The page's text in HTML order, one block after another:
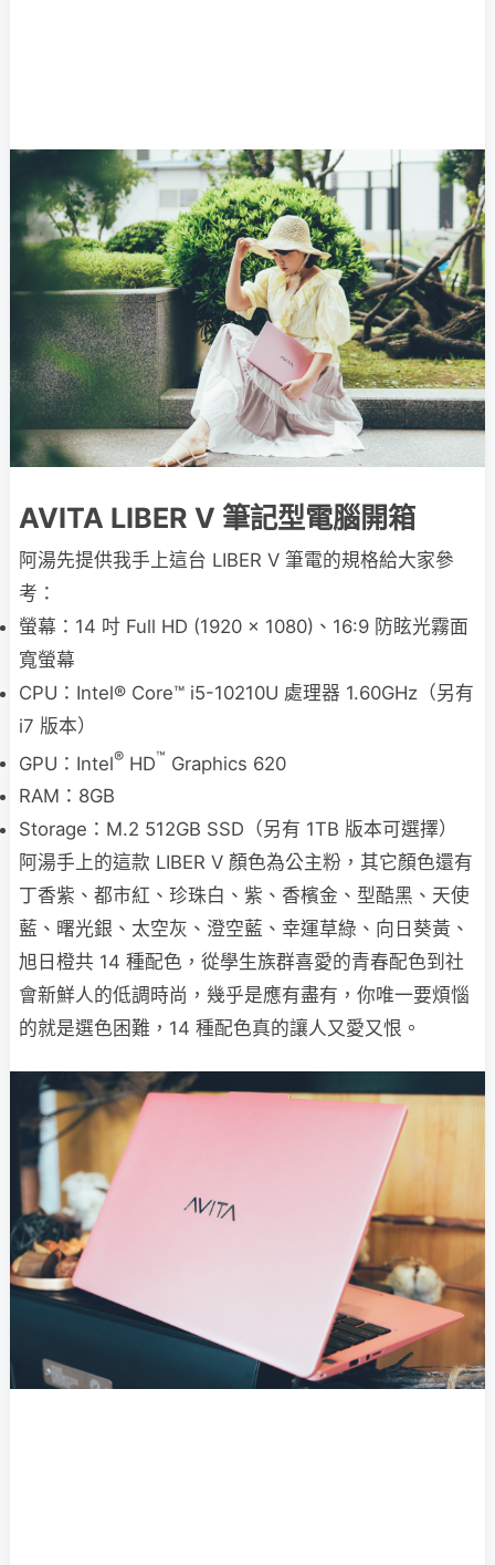
AVITA LIBER V 筆記型電腦開箱
阿湯先提供我手上這台 LIBER V 筆電的規格給大家參
考：
螢幕：14 吋 Full HD (1920 x 1080)、16:9 防眩光霧面
寬螢幕
CPU：Intel® Core™ i5-10210U 處理器 1.60GHz（另有
i7 版本）
GPU：Intel® HD™ Graphics 620
RAM：8GB
Storage：M.2 512GB SSD（另有 1TB 版本可選擇）
阿湯手上的這款 LIBER V 顏色為公主粉，其它顏色還有
丁香紫、都市紅、珍珠白、紫、香檳金、型酷黑、天使
藍、曙光銀、太空灰、澄空藍、幸運草綠、向日葵黃、
旭日橙共 14 種配色，從學生族群喜愛的青春配色到社
會新鮮人的低調時尚，幾乎是應有盡有，你唯一要煩惱
的就是選色困難，14 種配色真的讓人又愛又恨。